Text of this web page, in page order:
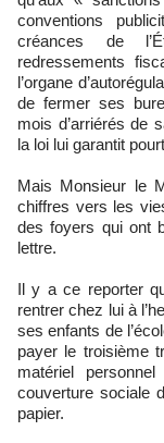
conventions
créances de
redressements
l’organe
de fermer ses
mois d’arriérés de
la loi lui garantit
Mais Monsieur le
chiffres vers les
des foyers qui ont
lettre.
Il y a ce reporter
rentrer chez lui à
ses enfants de
payer le troisième
matériel
couverture sociale
papier.